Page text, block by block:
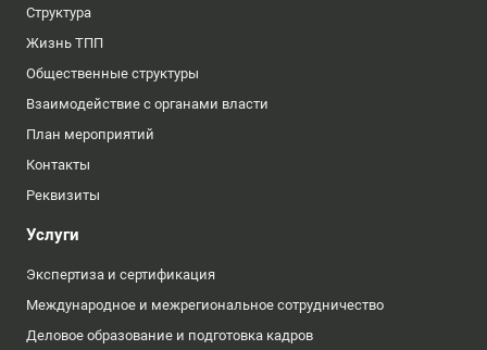
Структура
Жизнь ТПП
Общественные структуры
Взаимодействие с органами власти
План мероприятий
Контакты
Реквизиты
Услуги
Экспертиза и сертификация
Международное и межрегиональное сотрудничество
Деловое образование и подготовка кадров